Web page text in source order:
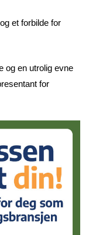
et forbilde for
og en utrolig evne
for